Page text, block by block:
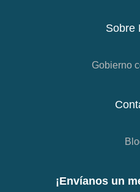
Sobre
Gobierno
¡Envíanos un